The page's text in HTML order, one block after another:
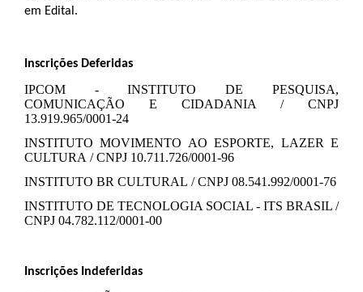
em Edital.
Inscrições Deferidas
IPCOM - INSTITUTO DE PESQUISA,
COMUNICAÇÃO E CIDADANIA / CNPJ
13.919.965/0001-24
INSTITUTO MOVIMENTO AO ESPORTE, LAZER E
CULTURA / CNPJ 10.711.726/0001-96
INSTITUTO BR CULTURAL / CNPJ 08.541.992/0001-76
INSTITUTO DE TECNOLOGIA SOCIAL - ITS BRASIL /
CNPJ 04.782.112/0001-00
Inscrições Indeferidas